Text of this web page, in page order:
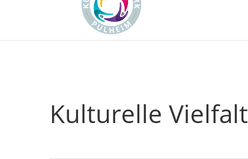
Kulturelle Vielfalt